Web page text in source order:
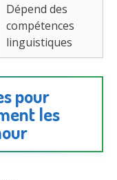
Dépend des
compétences
linguistiques
pour
les